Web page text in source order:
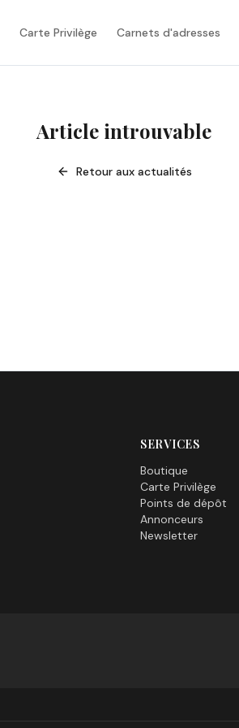
Carte Privilège Carnets d'adresses
Article introuvable
Retour aux actualités
SERVICES
Boutique
Carte Privilège
Points de dépôt
Annonceurs
Newsletter